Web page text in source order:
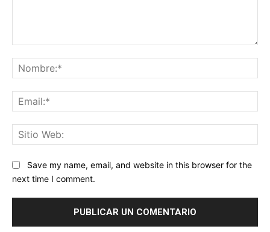
Save my name, email, and website in this browser for the
next time I comment.